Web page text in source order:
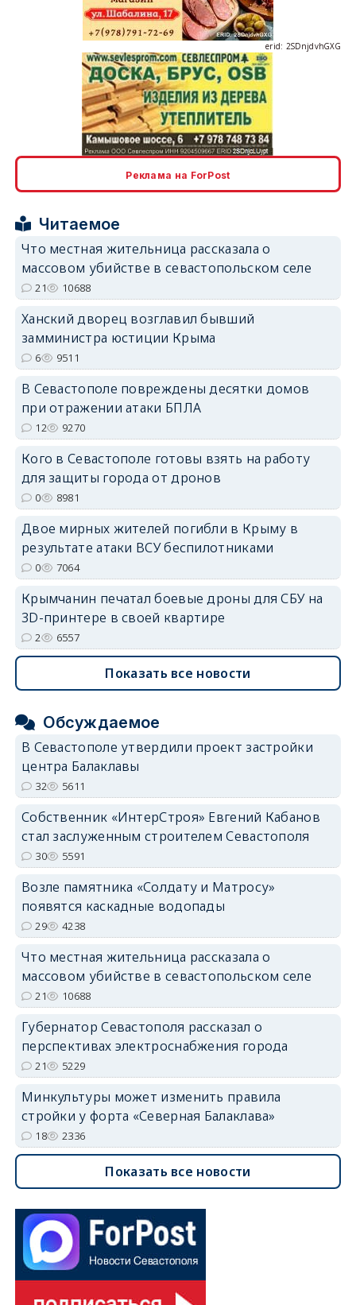
erid: 2SDnjdvhGXG
erid: 2SDnjcLUypt
erid: 2SDnjcrDNw6
Реклама на ForPost
Читаемое
Что местная жительница рассказала о
массовом убийстве в севастопольском селе
21 10688
Ханский дворец возглавил бывший
замминистра юстиции Крыма
6 9511
В Севастополе повреждены десятки домов
при отражении атаки БПЛА
12 9270
Кого в Севастополе готовы взять на работу
для защиты города от дронов
0 8981
Двое мирных жителей погибли в Крыму в
результате атаки ВСУ беспилотниками
0 7064
Крымчанин печатал боевые дроны для СБУ на
3D-принтере в своей квартире
2 6557
Показать все новости
Обсуждаемое
В Севастополе утвердили проект застройки
центра Балаклавы
32 5611
Собственник «ИнтерСтроя» Евгений Кабанов
стал заслуженным строителем Севастополя
30 5591
Возле памятника «Солдату и Матросу»
появятся каскадные водопады
29 4238
Что местная жительница рассказала о
массовом убийстве в севастопольском селе
21 10688
Губернатор Севастополя рассказал о
перспективах электроснабжения города
21 5229
Минкультуры может изменить правила
стройки у форта «Северная Балаклава»
18 2336
Показать все новости